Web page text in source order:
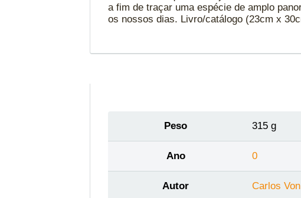
a fim de traçar uma espécie de amplo
os nossos dias. Livro/catálogo (23cm x
Peso 315 g
Ano 0
Autor Carlos